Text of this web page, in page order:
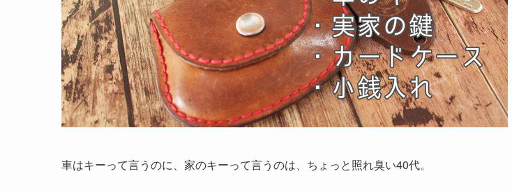
車はキーって言うのに、家のキーって言うのは、ちょっと照れ臭い40代。